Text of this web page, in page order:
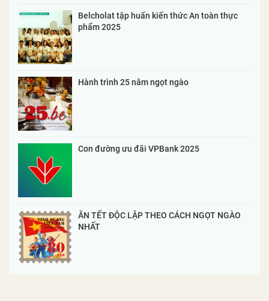
Belcholat tập huấn kiến thức An toàn thực
phẩm 2025
Hành trình 25 năm ngọt ngào
Con đường ưu đãi VPBank 2025
ĂN TẾT ĐỘC LẬP THEO CÁCH NGỌT NGÀO
NHẤT